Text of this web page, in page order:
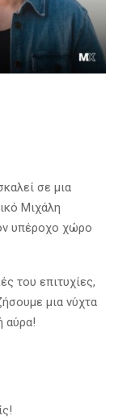
σε μια
Μιχάλη
υπέροχο χώρο
του επιτυχίες,
μια νύχτα
αύρα!